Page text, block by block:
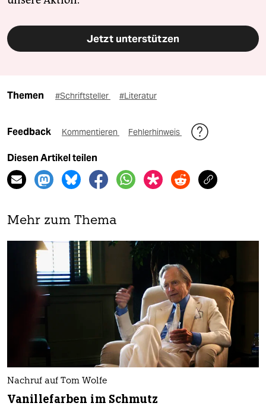
Jetzt unterstützen
Themen #Schriftsteller #Literatur
Feedback Kommentieren Fehlerhinweis
Diesen Artikel teilen
Mehr zum Thema
Nachruf auf Tom Wolfe
Vanillefarben im Schmutz